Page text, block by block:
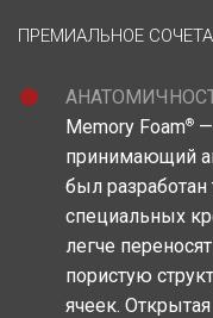
ПРЕМИАЛЬНОЕ
Memory Foam®
принимающий
был
специальных
легче
пористую
ячеек.